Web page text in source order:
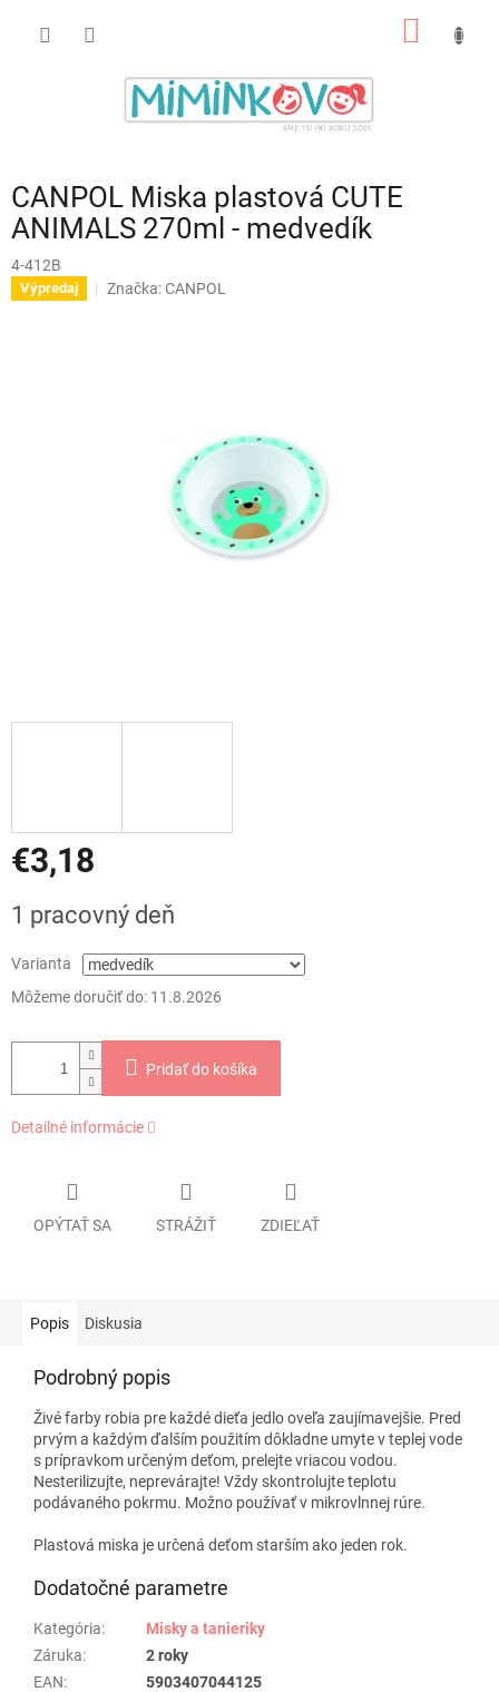
CANPOL Miska plastová CUTE
ANIMALS 270ml - medvedík
4-412B
Výpredaj Značka:CANPOL
€3,18
cena:
1 pracovný deň
Varianta
Môžeme doručiť do: 11.8.2026
Pridať do košíka
Detailné informácie
OPÝTAŤ SA STRÁŽIŤ ZDIEĽAŤ
Popis Diskusia
Podrobný popis
Živé farby robia pre každé dieťa jedlo oveľa zaujímavejšie. Pred
prvým a každým ďalším použitím dôkladne umyte v teplej vode
s prípravkom určeným deťom, prelejte vriacou vodou.
Nesterilizujte, neprevárajte! Vždy skontrolujte teplotu
podávaného pokrmu. Možno používať v mikrovlnnej rúre.
Plastová miska je určená deťom starším ako jeden rok.
Dodatočné parametre
Kategória:
Misky a tanieriky
Záruka:
2 roky
EAN:
5903407044125